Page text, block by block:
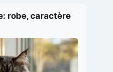
robe, caractère